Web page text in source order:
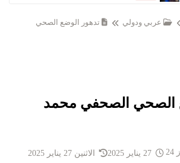
عربي ودولي
تدهور الوضع الصحي
الصحي الصحفي محمد
الاثنين 27 يناير 2025